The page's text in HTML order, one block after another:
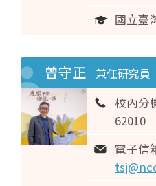
國立臺
曾守正 兼任研究員
校內分
62010
電子信